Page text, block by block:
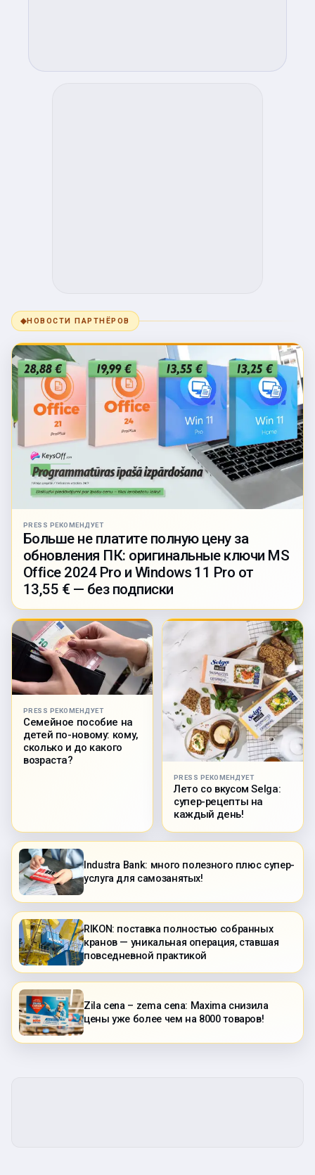
◆НОВОСТИ ПАРТНЁРОВ
PRESS РЕКОМЕНДУЕТ
Больше не платите полную цену за
обновления ПК: оригинальные ключи MS
Office 2024 Pro и Windows 11 Pro от
13,55 € — без подписки
PRESS РЕКОМЕНДУЕТ
Семейное пособие на
детей по-новому: кому,
сколько и до какого
возраста?
PRESS РЕКОМЕНДУЕТ
Лето со вкусом Selga:
супер-рецепты на
каждый день!
Industra Bank: много полезного плюс супер-
услуга для самозанятых!
RIKON: поставка полностью собранных
кранов — уникальная операция, ставшая
повседневной практикой
Zila cena – zema cena: Maxima снизила
цены уже более чем на 8000 товаров!